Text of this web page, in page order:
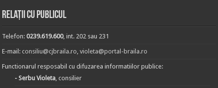
Relații cu publicul
Telefon:0239.619.600, int. 202 sau 231
E-mail:consiliu@cjbraila.ro,violeta@portal-braila.ro
Functionarul resposabil cu difuzarea informatiilor publice:
- Serbu Violeta, consilier